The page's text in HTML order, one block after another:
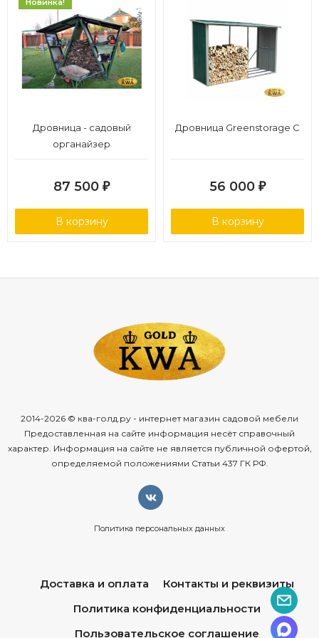
Новинка!
Дровница - садовый
органайзер
87 500 ₽
В корзину
Дровница Greenstorage C
56 000 ₽
В корзину
2014-2026 © ква-голд.ру - интернет магазин садовой мебели
Предоставленная на сайте информация несёт справочный
характер. Информация на сайте не является публичной офертой,
определяемой положениями Статьи 437 ГК РФ.
Политика персональных данных
Доставка и оплата
Контакты и реквизиты
Политика конфиденциальности
Пользовательское соглашение